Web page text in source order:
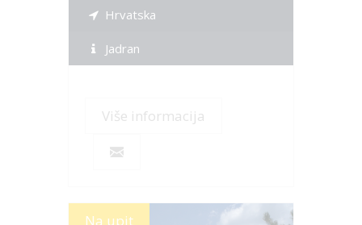
Hrvatska
Jadran
Više informacija
Na upit